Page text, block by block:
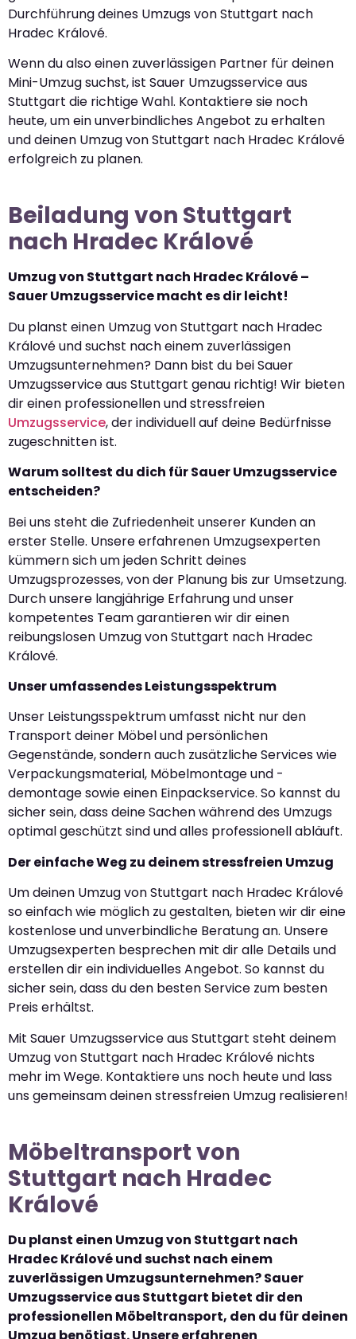
Durchführung deines Umzugs von Stuttgart nach
Hradec Králové.
Wenn du also einen zuverlässigen Partner für deinen
Mini-Umzug suchst, ist Sauer Umzugsservice aus
Stuttgart die richtige Wahl. Kontaktiere sie noch
heute, um ein unverbindliches Angebot zu erhalten
und deinen Umzug von Stuttgart nach Hradec Králové
erfolgreich zu planen.
Beiladung von Stuttgart
nach Hradec Králové
Umzug von Stuttgart nach Hradec Králové –
Sauer Umzugsservice macht es dir leicht!
Du planst einen Umzug von Stuttgart nach Hradec
Králové und suchst nach einem zuverlässigen
Umzugsunternehmen? Dann bist du bei Sauer
Umzugsservice aus Stuttgart genau richtig! Wir bieten
dir einen professionellen und stressfreien
Umzugsservice, der individuell auf deine Bedürfnisse
zugeschnitten ist.
Warum solltest du dich für Sauer Umzugsservice
entscheiden?
Bei uns steht die Zufriedenheit unserer Kunden an
erster Stelle. Unsere erfahrenen Umzugsexperten
kümmern sich um jeden Schritt deines
Umzugsprozesses, von der Planung bis zur Umsetzung.
Durch unsere langjährige Erfahrung und unser
kompetentes Team garantieren wir dir einen
reibungslosen Umzug von Stuttgart nach Hradec
Králové.
Unser umfassendes Leistungsspektrum
Unser Leistungsspektrum umfasst nicht nur den
Transport deiner Möbel und persönlichen
Gegenstände, sondern auch zusätzliche Services wie
Verpackungsmaterial, Möbelmontage und -
demontage sowie einen Einpackservice. So kannst du
sicher sein, dass deine Sachen während des Umzugs
optimal geschützt sind und alles professionell abläuft.
Der einfache Weg zu deinem stressfreien Umzug
Um deinen Umzug von Stuttgart nach Hradec Králové
so einfach wie möglich zu gestalten, bieten wir dir eine
kostenlose und unverbindliche Beratung an. Unsere
Umzugsexperten besprechen mit dir alle Details und
erstellen dir ein individuelles Angebot. So kannst du
sicher sein, dass du den besten Service zum besten
Preis erhältst.
Mit Sauer Umzugsservice aus Stuttgart steht deinem
Umzug von Stuttgart nach Hradec Králové nichts
mehr im Wege. Kontaktiere uns noch heute und lass
uns gemeinsam deinen stressfreien Umzug realisieren!
Möbeltransport von
Stuttgart nach Hradec
Králové
Du planst einen Umzug von Stuttgart nach
Hradec Králové und suchst nach einem
zuverlässigen Umzugsunternehmen? Sauer
Umzugsservice aus Stuttgart bietet dir den
professionellen Möbeltransport, den du für deinen
Umzug benötigst. Unsere erfahrenen